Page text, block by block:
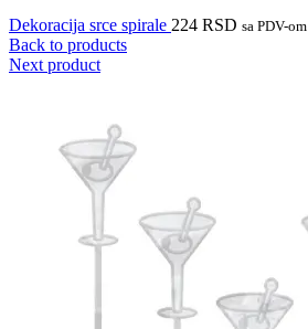
Dekoracija srce spirale 224 RSD sa PDV-om
Back to products
Next product